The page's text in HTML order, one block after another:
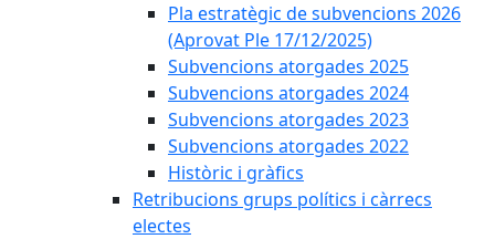
Pla estratègic de subvencions 2026
(Aprovat Ple 17/12/2025)
Subvencions atorgades 2025
Subvencions atorgades 2024
Subvencions atorgades 2023
Subvencions atorgades 2022
Històric i gràfics
Retribucions grups polítics i càrrecs
electes